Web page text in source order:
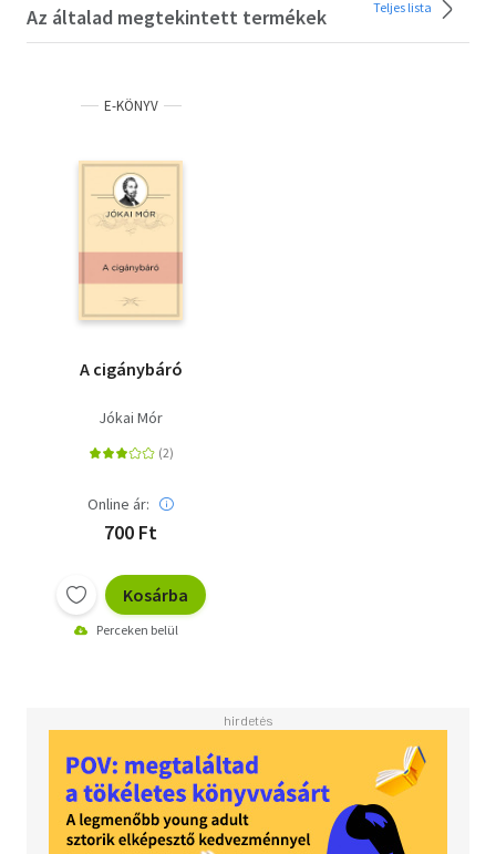
Az általad megtekintett termékek Teljes lista
E-KÖNYV
A cigánybáró
Jókai Mór
Online ár:
700 Ft
Kosárba
Perceken belül